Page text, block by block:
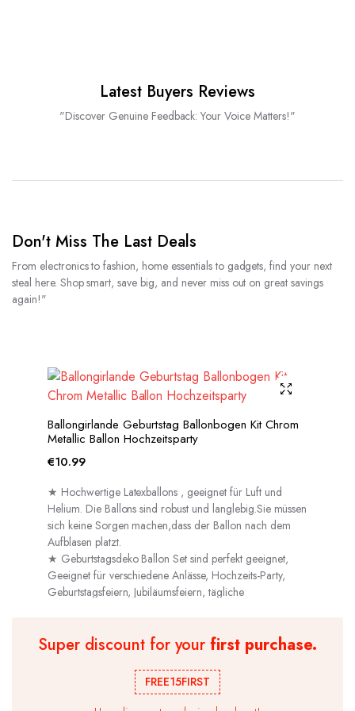
Latest Buyers Reviews
"Discover Genuine Feedback: Your Voice Matters!"
Don't Miss The Last Deals
From electronics to fashion, home essentials to gadgets, find your next
steal here. Shop smart, save big, and never miss out on great savings
again!"
Ballongirlande Geburtstag Ballonbogen Kit Chrom
Metallic Ballon Hochzeitsparty
€10.99
★ Hochwertige Latexballons , geeignet für Luft und
Helium. Die Ballons sind robust und langlebig.Sie müssen
sich keine Sorgen machen,dass der Ballon nach dem
Aufblasen platzt.
★ Geburtstagsdeko Ballon Set sind perfekt geeignet,
Geeignet für verschiedene Anlässe, Hochzeits-Party,
Geburtstagsfeiern, Jubiläumsfeiern, tägliche
Super discount for yourfirst purchase.
FREE15FIRST